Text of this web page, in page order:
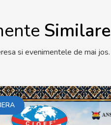
Similare
si evenimentele de mai jos.